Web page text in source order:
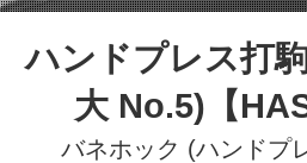
ハンドプレス打
大 No.5)【
バネホック (ハンドプ